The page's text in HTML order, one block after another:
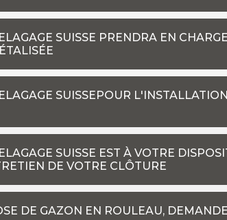
SUISSE PRENDRA EN
SUISSEPOUR
SUISSE EST À VOTRE
DE VOTRE CLÔTURE
DE GAZON EN ROULEAU,